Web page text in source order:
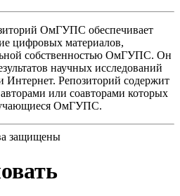
ОмГУПС обеспечивает
цифровых материалов,
собственностью ОмГУПС. Он
научных исследований
Репозиторий содержит
или соавторами которых
ОмГУПС.
защищены